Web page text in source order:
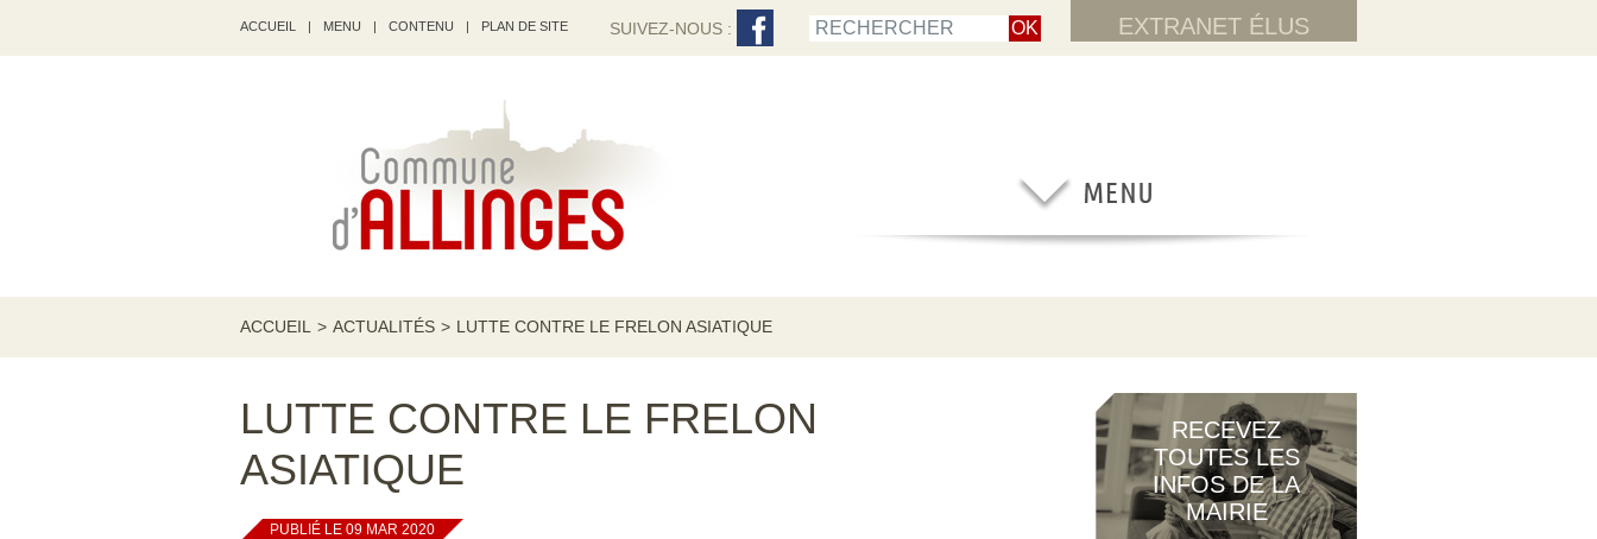
ACCUEIL | MENU | CONTENU | PLAN DE SITE EXTRANET ÉLUS
SUIVEZ-NOUS :
ACCUEIL > ACTUALITÉS > LUTTE CONTRE LE FRELON ASIATIQUE
LUTTE CONTRE LE FRELON
ASIATIQUE
PUBLIÉ LE 09 MAR 2020
RECEVEZ
TOUTES LES
INFOS DE LA
MAIRIE